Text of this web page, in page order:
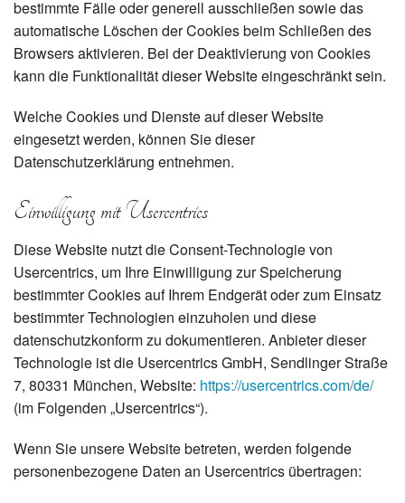
bestimmte Fälle oder generell ausschließen sowie das
automatische Löschen der Cookies beim Schließen des
Browsers aktivieren. Bei der Deaktivierung von Cookies
kann die Funktionalität dieser Website eingeschränkt sein.
Welche Cookies und Dienste auf dieser Website
eingesetzt werden, können Sie dieser
Datenschutzerklärung entnehmen.
Einwilligung mit Usercentrics
Diese Website nutzt die Consent-Technologie von
Usercentrics, um Ihre Einwilligung zur Speicherung
bestimmter Cookies auf Ihrem Endgerät oder zum Einsatz
bestimmter Technologien einzuholen und diese
datenschutzkonform zu dokumentieren. Anbieter dieser
Technologie ist die Usercentrics GmbH, Sendlinger Straße
7, 80331 München, Website: https://usercentrics.com/de/
(im Folgenden „Usercentrics“).
Wenn Sie unsere Website betreten, werden folgende
personenbezogene Daten an Usercentrics übertragen: